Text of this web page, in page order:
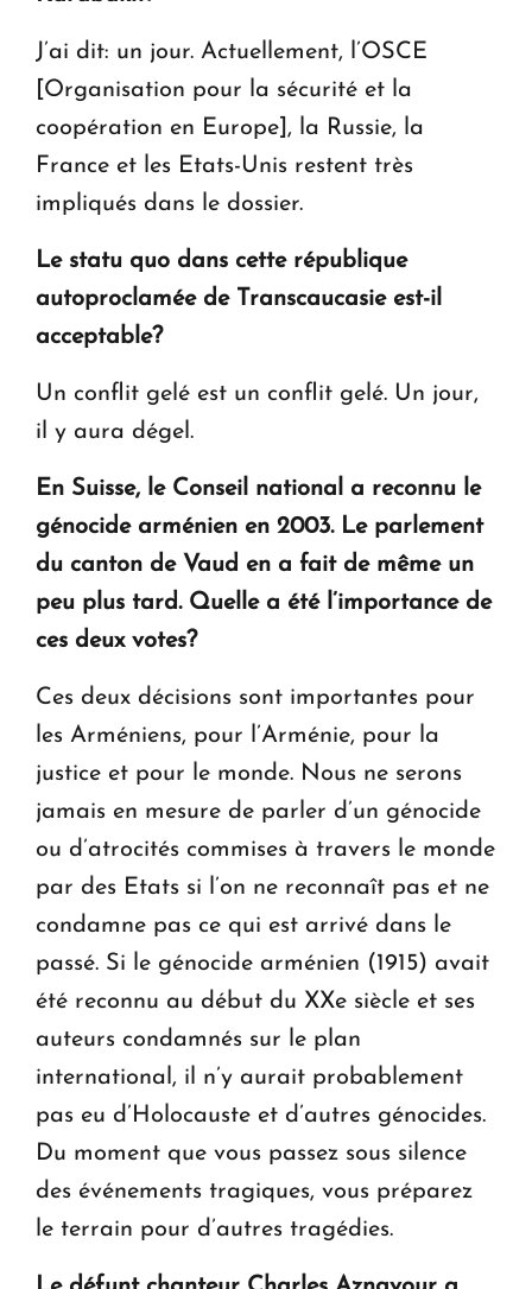
J’ai dit: un jour. Actuellement, l’OSCE
[Organisation pour la sécurité et la
coopération en Europe], la Russie, la
France et les Etats-Unis restent très
impliqués dans le dossier.
Le statu quo dans cette république
autoproclamée de Transcaucasie est-il
acceptable?
Un conflit gelé est un conflit gelé. Un jour,
il y aura dégel.
En Suisse, le Conseil national a reconnu le
génocide arménien en 2003. Le parlement
du canton de Vaud en a fait de même un
peu plus tard. Quelle a été l’importance de
ces deux votes?
Ces deux décisions sont importantes pour
les Arméniens, pour l’Arménie, pour la
justice et pour le monde. Nous ne serons
jamais en mesure de parler d’un génocide
ou d’atrocités commises à travers le monde
par des Etats si l’on ne reconnaît pas et ne
condamne pas ce qui est arrivé dans le
passé. Si le génocide arménien (1915) avait
été reconnu au début du XXe siècle et ses
auteurs condamnés sur le plan
international, il n’y aurait probablement
pas eu d’Holocauste et d’autres génocides.
Du moment que vous passez sous silence
des événements tragiques, vous préparez
le terrain pour d’autres tragédies.